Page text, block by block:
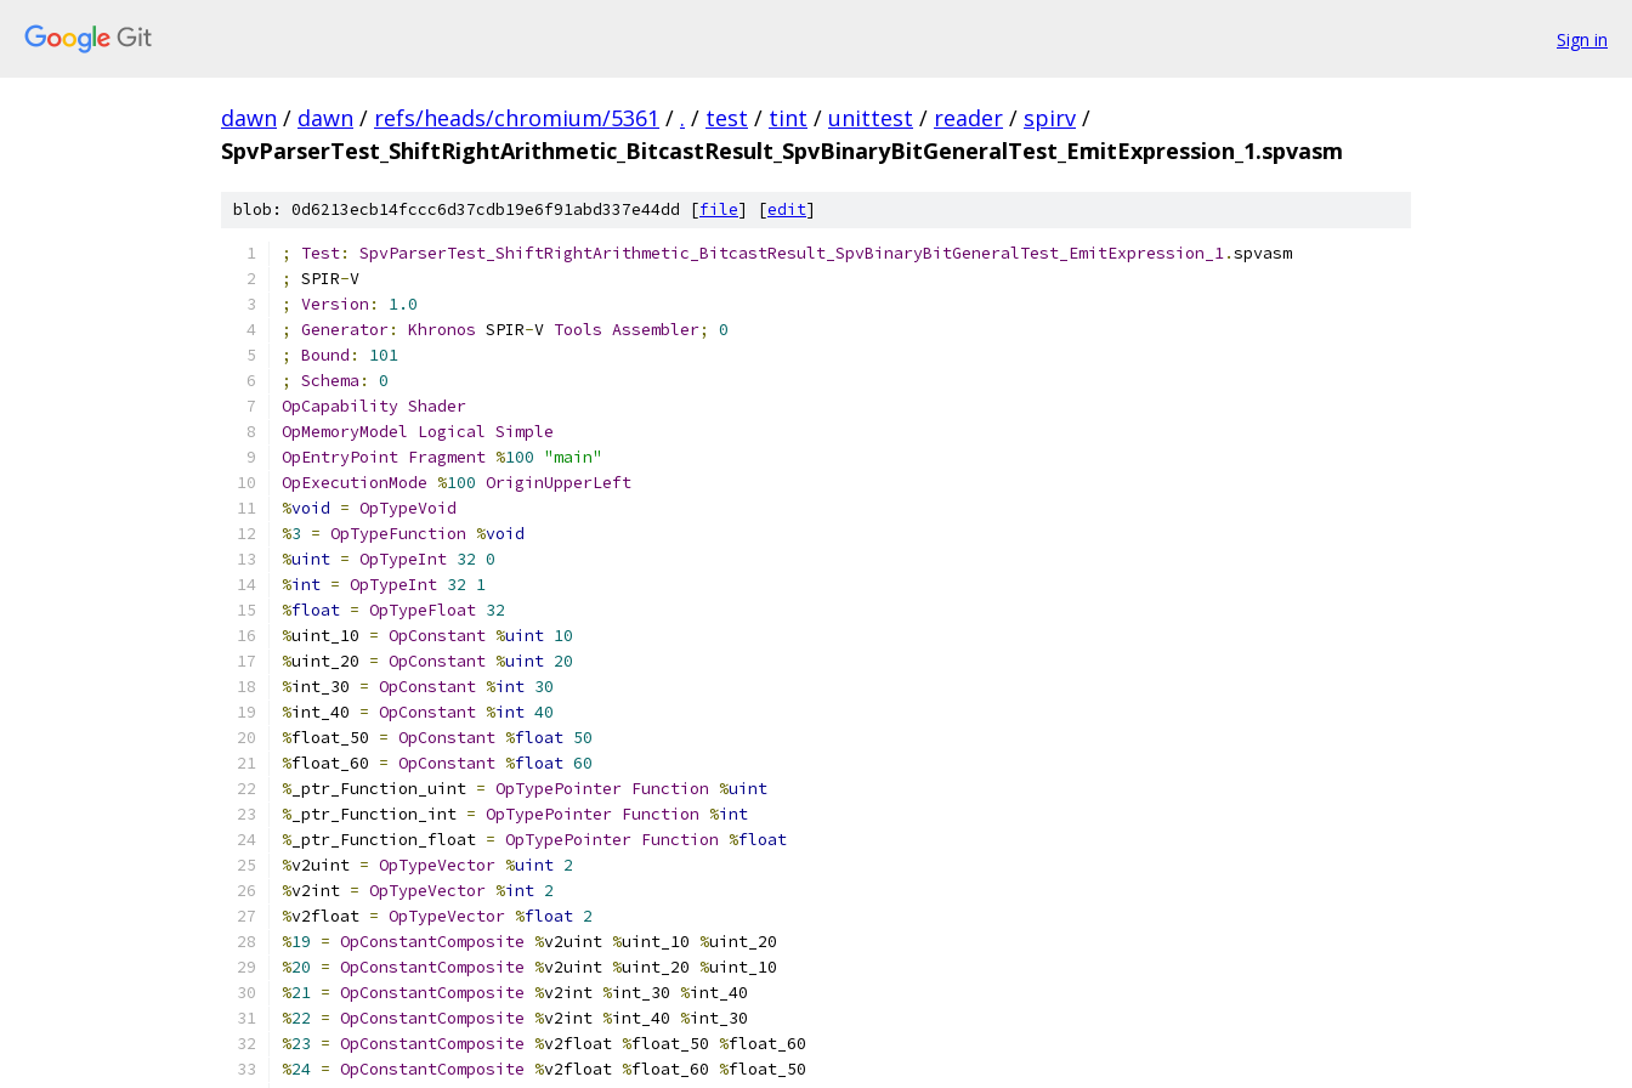
Sign in
dawn / dawn / refs/heads/chromium/5361 / . / test / tint / unittest / reader / spirv /
SpvParserTest_ShiftRightArithmetic_BitcastResult_SpvBinaryBitGeneralTest_EmitExpression_1.spvasm
blob: 0d6213ecb14fccc6d37cdb19e6f91abd337e44dd [file] [edit]
; Test: SpvParserTest_ShiftRightArithmetic_BitcastResult_SpvBinaryBitGeneralTest_EmitExpression_1.spvasm
;
SPIR-V
;
Version :
1.0
;
Generator: Khronos SPIR-V Tools Assembler;
0
;
Bound :
101
;
Schema :
0
OpCapability Shader
OpMemoryModel Logical Simple
OpEntryPoint Fragment %100 "main"
OpExecutionMode %100 OriginUpperLeft
%void = OpTypeVoid
%3 = OpTypeFunction %void
%uint = OpTypeInt 32 0
%int = OpTypeInt 32 1
%float = OpTypeFloat 32
%uint_10 = OpConstant %uint 10
%uint_20 = OpConstant %uint 20
%int_30 = OpConstant %int 30
%int_40 = OpConstant %int 40
%float_50 = OpConstant %float 50
%float_60 = OpConstant %float 60
% _ptr_Function_uint = OpTypePointer Function %uint
% _ptr_Function_int = OpTypePointer Function %int
% _ptr_Function_float = OpTypePointer Function %float
%v2uint = OpTypeVector %uint 2
%v2int = OpTypeVector %int 2
%v2float = OpTypeVector %float 2
%19 = OpConstantComposite %v2uint %uint_10 %uint_20
%20 = OpConstantComposite %v2uint %uint_20 %uint_10
%21 = OpConstantComposite %v2int %int_30 %int_40
%22 = OpConstantComposite %v2int %int_40 %int_30
%23 = OpConstantComposite %v2float %float_50 %float_60
%24 = OpConstantComposite %v2float %float_60 %float_50